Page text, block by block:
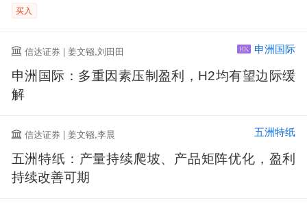
买入
信达证券 | 姜文镪,刘田田 HK 申洲国际
申洲国际：多重因素压制盈利，H2均有望边际缓
解
信达证券 | 姜文镪,李晨 五洲特纸
五洲特纸：产量持续爬坡、产品矩阵优化，盈利
持续改善可期